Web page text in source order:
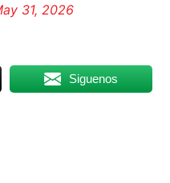
31, 2026
Siguenos